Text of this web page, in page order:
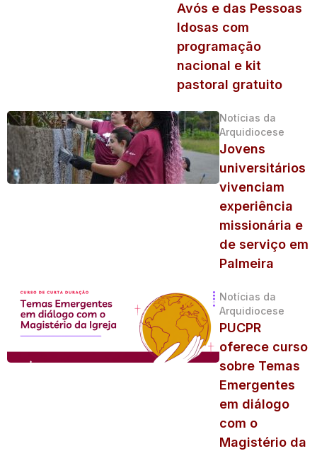
Avós e das Pessoas
Idosas com
programação
nacional e kit
pastoral gratuito
Notícias da
Arquidiocese
Jovens
universitários
vivenciam
experiência
missionária e
de serviço em
Palmeira
Notícias da
Arquidiocese
PUCPR
oferece curso
sobre Temas
Emergentes
em diálogo
com o
Magistério da